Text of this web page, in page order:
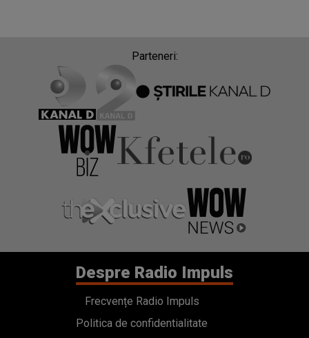
Parteneri:
Despre Radio Impuls
Frecvențe Radio Impuls
Politica de confidentialitate